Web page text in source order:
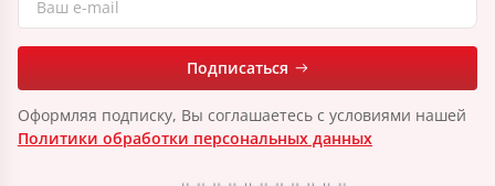
Подписаться
Оформляя подписку, Вы соглашаетесь с условиями нашей
Политики обработки персональных данных